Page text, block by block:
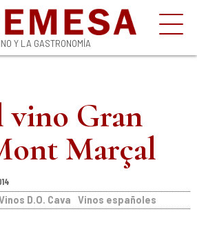
Y LA GASTRONOMÍA
vino Gran
Marçal
D.O. Cava Vinos españoles